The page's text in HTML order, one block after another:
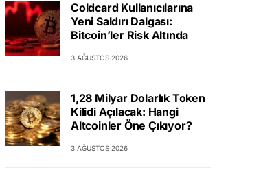
Coldcard Kullanıcılarına
Yeni Saldırı Dalgası:
Bitcoin’ler Risk Altında
3 AĞUSTOS 2026
1,28 Milyar Dolarlık Token
Kilidi Açılacak: Hangi
Altcoinler Öne Çıkıyor?
3 AĞUSTOS 2026